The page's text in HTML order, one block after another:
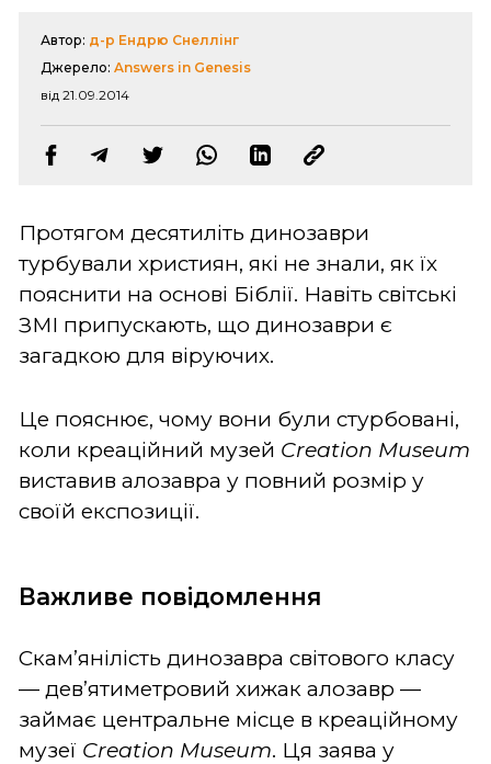
Автор: д-р Ендрю Снеллінг
Джерело: Answers in Genesis
від 21.09.2014
Протягом десятиліть динозаври
турбували християн, які не знали, як їх
пояснити на основі Біблії. Навіть світські
ЗМІ припускають, що динозаври є
загадкою для віруючих.
Це пояснює, чому вони були стурбовані,
коли креаційний музей Creation Museum
виставив алозавра у повний розмір у
своїй експозиції.
Важливе повідомлення
Скам’янілість динозавра світового класу
— дев’ятиметровий хижак алозавр —
займає центральне місце в креаційному
музеї Creation Museum. Ця заява у